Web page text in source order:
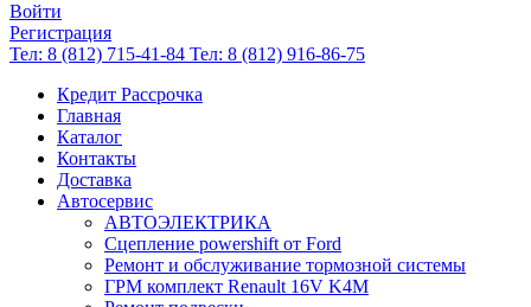
Войти
Регистрация
Тел: 8 (812) 715-41-84 Тел: 8 (812) 916-86-75
Кредит Рассрочка
Главная
Каталог
Контакты
Доставка
Автосервис
АВТОЭЛЕКТРИКА
Сцепление powershift от Ford
Ремонт и обслуживание тормозной системы
ГРМ комплект Renault 16V K4M